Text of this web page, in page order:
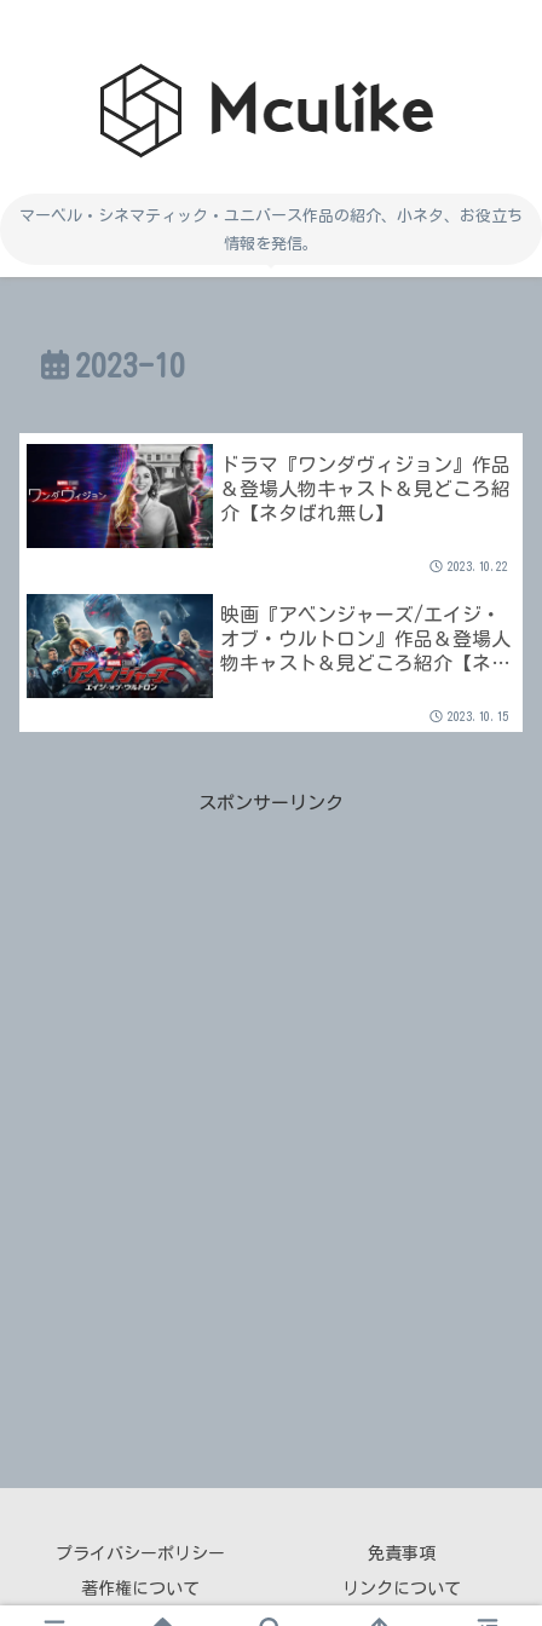
マーベル・シネマティック・ユニバース作品の紹介、小ネタ、お役立ち
情報を発信。
2023-10
ドラマ『ワンダヴィジョン』作品
＆登場人物キャスト＆見どころ紹
介【ネタばれ無し】
2023.10.22
映画『アベンジャーズ/エイジ・
オブ・ウルトロン』作品＆登場人
物キャスト＆見どころ紹介【ネタ
2023.10.15
スポンサーリンク
プライバシーポリシー 免責事項
著作権について リンクについて